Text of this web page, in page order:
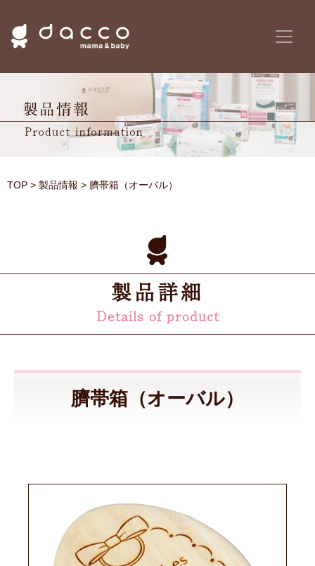
TOP > 製品情報 > 臍帯箱（オーバル）
製品詳細
Details of product
臍帯箱（オーバル）